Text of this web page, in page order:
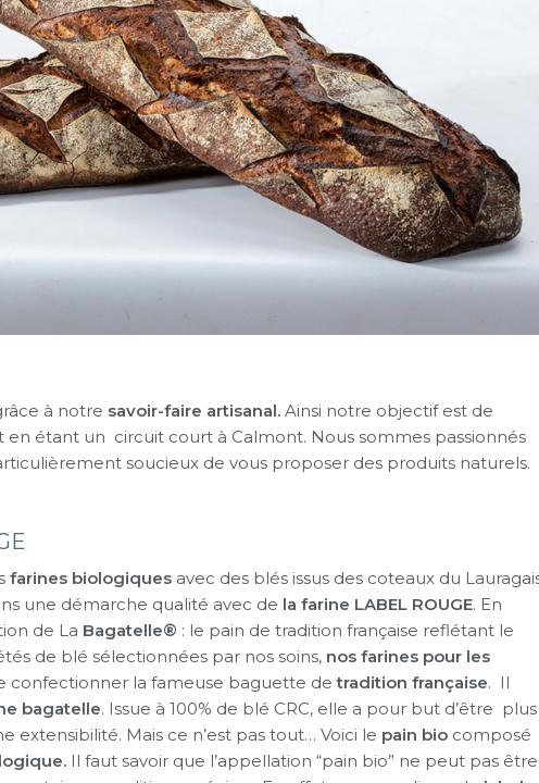
à notre savoir-faire artisanal. Ainsi notre objectif est de
en étant un circuit court à Calmont. Nous sommes passionnés
soucieux de vous proposer des produits naturels.
farines biologiques avec des blés issus des coteaux du
une démarche qualité avec de la farine LABEL ROUGE. En
de La Bagatelle® : le pain de tradition française reflétant le
de blé sélectionnées par nos soins, nos farines pour les
confectionner la fameuse baguette detradition française. Il
bagatelle. Issue à 100% de blé CRC, elle a pour but d’être plus
extensibilité. Mais ce n’est pas tout… Voici le pain bio composé
Il faut savoir que l’appellation “pain bio” ne peut pas être